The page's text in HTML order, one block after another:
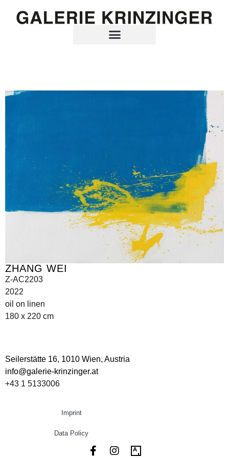
ZHANG WEI
Z-AC2203
2022
oil on linen
180 x 220 cm
Seilerstätte 16, 1010 Wien, Austria
info@galerie-krinzinger.at
+43 1 5133006
Imprint
Data Policy